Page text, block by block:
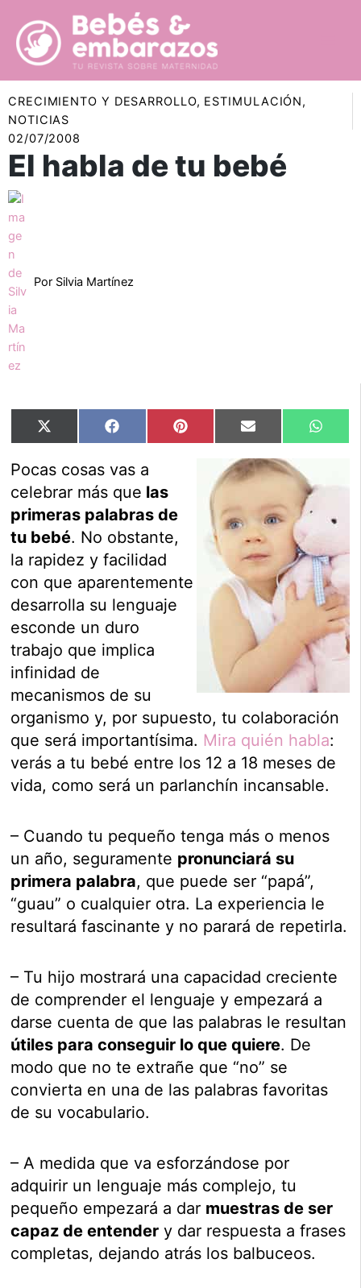
contenido
CRECIMIENTO Y DESARROLLO, ESTIMULACIÓN,
NOTICIAS
02/07/2008
El habla de tu bebé
Por Silvia Martínez
Compartir
en
X
(Twitter)
Compartir
en
Facebook Compartir
en
Pinterest Compartir
en
Email
en
Pocas cosas vas a
celebrar más que las
primeras palabras de
tu bebé. No obstante,
la rapidez y facilidad
con que aparentemente
desarrolla su lenguaje
esconde un duro
trabajo que implica
infinidad de
mecanismos de su
organismo y, por supuesto, tu colaboración
que será importantísima. Mira quién habla:
verás a tu bebé entre los 12 a 18 meses de
vida, como será un parlanchín incansable.
– Cuando tu pequeño tenga más o menos
un año, seguramente pronunciará su
primera palabra, que puede ser “papá”,
“guau” o cualquier otra. La experiencia le
resultará fascinante y no parará de repetirla.
– Tu hijo mostrará una capacidad creciente
de comprender el lenguaje y empezará a
darse cuenta de que las palabras le resultan
útiles para conseguir lo que quiere. De
modo que no te extrañe que “no” se
convierta en una de las palabras favoritas
de su vocabulario.
– A medida que va esforzándose por
adquirir un lenguaje más complejo, tu
pequeño empezará a dar muestras de ser
capaz de entender y dar respuesta a frases
completas, dejando atrás los balbuceos.